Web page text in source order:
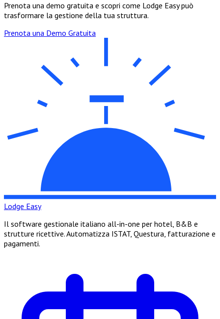
Prenota una demo gratuita e scopri come Lodge Easy può
trasformare la gestione della tua struttura.
Prenota una Demo Gratuita
Lodge Easy
Il software gestionale italiano all-in-one per hotel, B&B e
strutture ricettive. Automatizza ISTAT, Questura, fatturazione e
pagamenti.